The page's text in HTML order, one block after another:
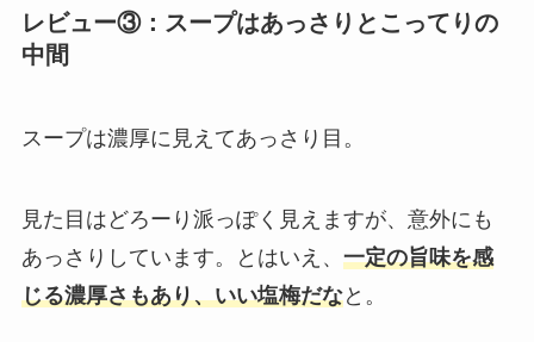
レビュー③：スープはあっさりとこってりの
中間
スープは濃厚に見えてあっさり目。
見た目はどろーり派っぽく見えますが、意外にも
あっさりしています。とはいえ、 一定の旨味を感
じる濃厚さもあり、いい塩梅だなと。